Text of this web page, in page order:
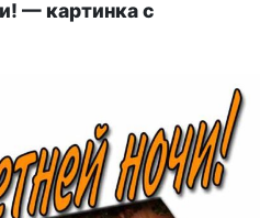
— картинка с